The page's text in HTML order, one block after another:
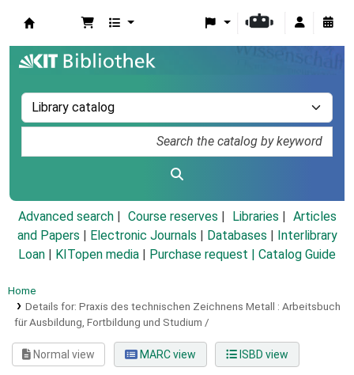
Advanced search Course reserves Libraries
Articles
and Papers
Electronic Journals Databases
Interlibrary
Loan
KITopen media Purchase request | Catalog Guide
Home
Details for: Praxis des technischen Zeichnens Metall : Arbeitsbuch
für Ausbildung, Fortbildung und Studium /
Normal view MARC view ISBD view